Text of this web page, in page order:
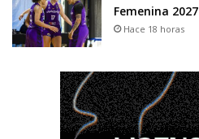
Femenina 2027
Hace 18 horas